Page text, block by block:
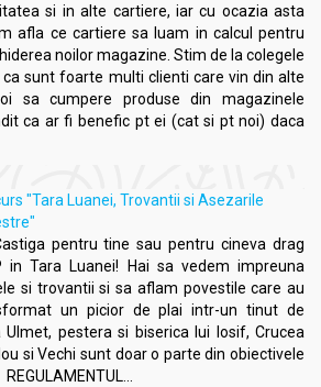
si in alte cartiere, iar cu ocazia asta
afla ce cartiere sa luam in calcul pentru
noilor magazine. Stim de la colegele
sunt foarte multi clienti care vin din alte
sa cumpere produse din magazinele
ca ar fi benefic pt ei (cat si pt noi) daca
"Tara Luanei, Trovantii si Asezarile
pentru tine sau pentru cineva drag
in Tara Luanei! Hai sa vedem impreuna
si trovantii si sa aflam povestile care au
un picior de plai intr-un tinut de
Ulmet, pestera si biserica lui Iosif, Crucea
si Vechi sunt doar o parte din obiectivele